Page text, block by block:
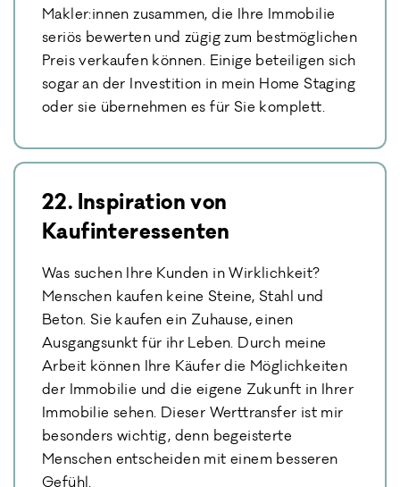
Makler:innen zusammen, die Ihre Immobilie
seriös bewerten und zügig zum bestmöglichen
Preis verkaufen können. Einige beteiligen sich
sogar an der Investition in mein Home Staging
oder sie übernehmen es für Sie komplett.
22. Inspiration von
Kaufinteressenten
Was suchen Ihre Kunden in Wirklichkeit?
Menschen kaufen keine Steine, Stahl und
Beton. Sie kaufen ein Zuhause, einen
Ausgangsunkt für ihr Leben. Durch meine
Arbeit können Ihre Käufer die Möglichkeiten
der Immobilie und die eigene Zukunft in Ihrer
Immobilie sehen. Dieser Werttransfer ist mir
besonders wichtig, denn begeisterte
Menschen entscheiden mit einem besseren
Gefühl.